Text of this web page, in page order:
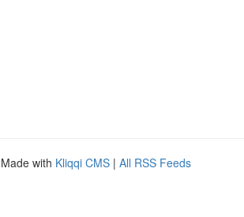
with Kliqqi CMS | All RSS Feeds